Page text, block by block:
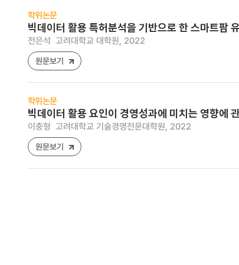
학위논문
빅데이터 활용 특허분석을 기반으로 한 스마트팜
전은석 고려대학교 대학원, 2022
원문보기
학위논문
빅데이터 활용 요인이 경영성과에 미치는 영향에
이충형 고려대학교 기술경영전문대학원, 2022
원문보기